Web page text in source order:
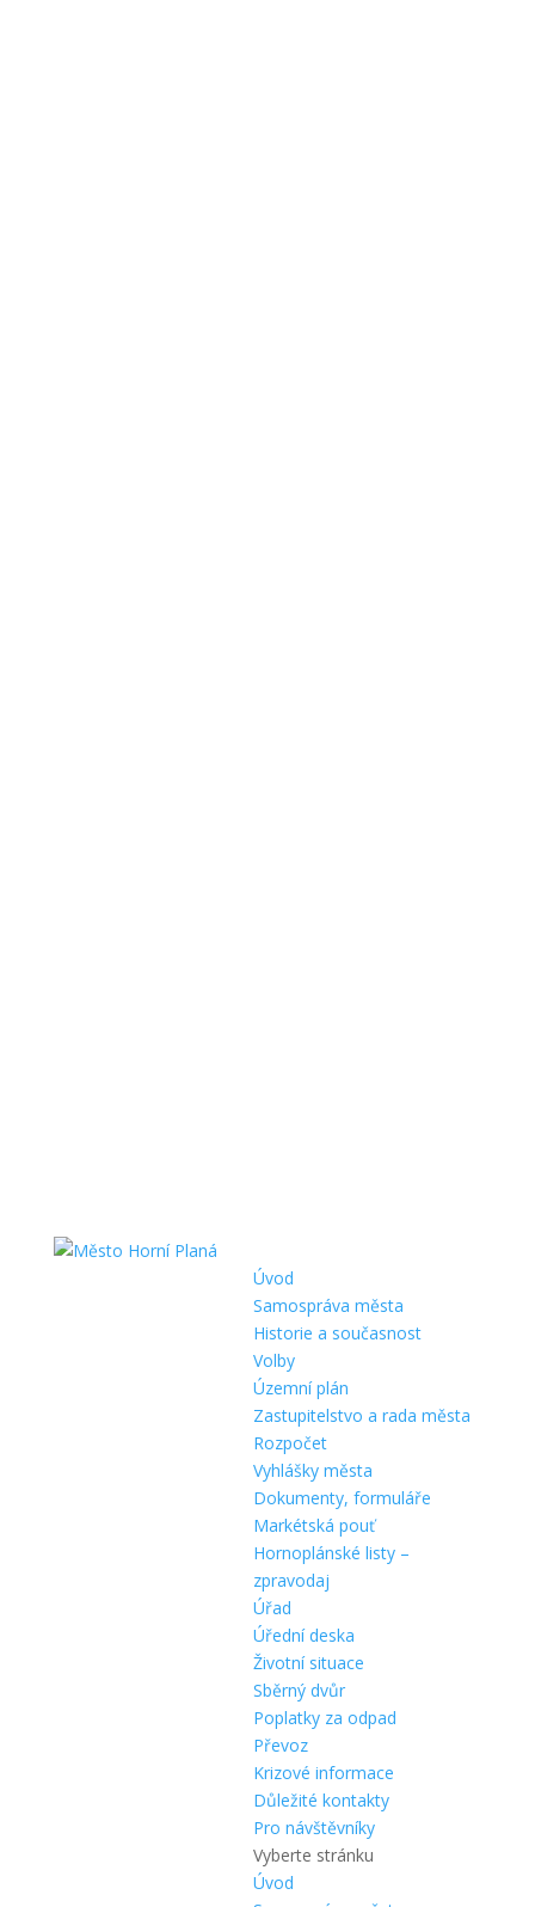
Úvod
Samospráva města
Historie a současnost
Volby
Územní plán
Zastupitelstvo a rada města
Rozpočet
Vyhlášky města
Dokumenty, formuláře
Markétská pouť
Hornoplánské listy –
zpravodaj
Úřad
Úřední deska
Životní situace
Sběrný dvůr
Poplatky za odpad
Převoz
Krizové informace
Důležité kontakty
Pro návštěvníky
Vyberte stránku
Úvod